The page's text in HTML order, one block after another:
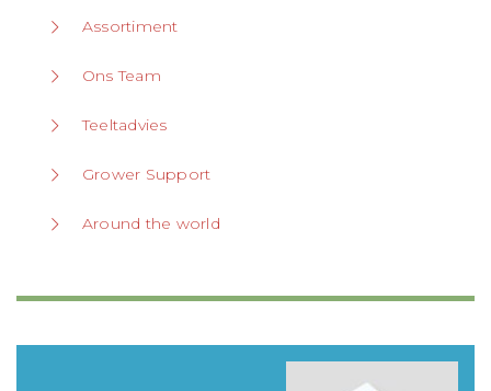
Assortiment
Ons Team
Teeltadvies
Grower Support
Around the world